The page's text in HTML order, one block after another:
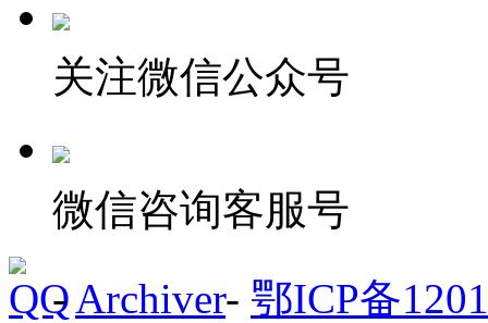
关注微信公众号
微信咨询客服号
- Archiver- 鄂ICP备